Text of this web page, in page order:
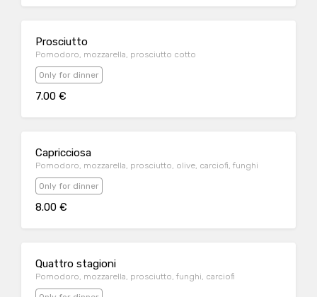
Prosciutto
Pomodoro, mozzarella, prosciutto cotto
Only for dinner
7.00 €
Capricciosa
Pomodoro, mozzarella, prosciutto, olive, carciofi, funghi
Only for dinner
8.00 €
Quattro stagioni
Pomodoro, mozzarella, prosciutto, funghi, carciofi